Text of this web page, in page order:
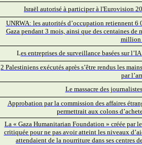
Israël autorisé à participer à l'Eurovision
UNRWA: les autorités d’occupation retiennent 6
Gaza pendant 3 mois, ainsi que des centaines
million
Les entreprises de surveillance basées sur
2 Palestiniens exécutés après s’être rendus les
par
Le massacre des
Approbation par la commission des affaires
permettrait aux colons
La « Gaza Humanitarian Foundation » créée par
critiquée pour ne pas avoir atteint les niveaux
attendaient de la nourriture dans ses centres